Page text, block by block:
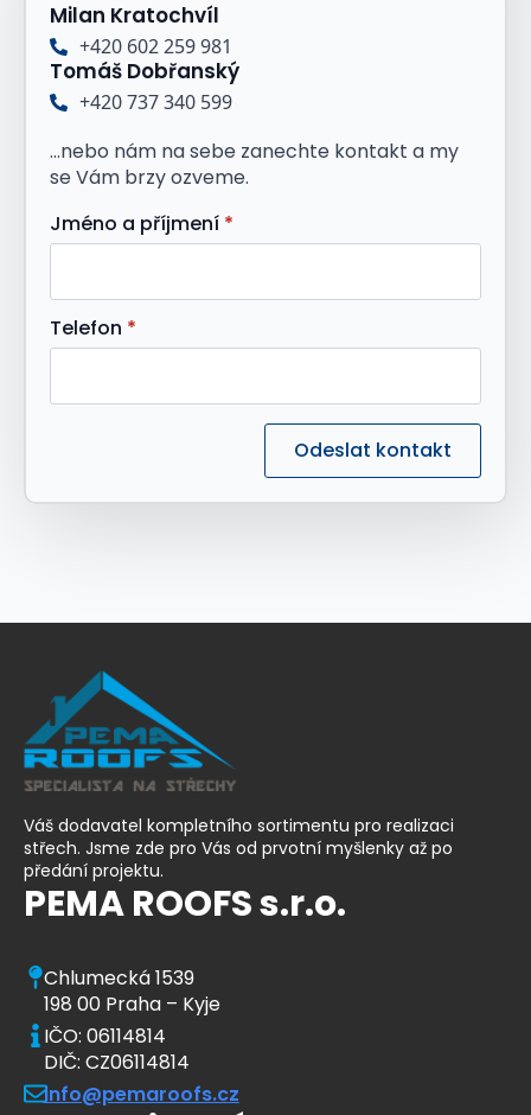
Milan Kratochvíl
+420 602 259 981
Tomáš Dobřanský
+420 737 340 599
...nebo nám na sebe zanechte kontakt a my
se Vám brzy ozveme.
Jméno a příjmení *
Telefon *
Odeslat kontakt
Váš dodavatel kompletního sortimentu pro realizaci
střech. Jsme zde pro Vás od prvotní myšlenky až po
předání projektu.
PEMA ROOFS s.r.o.
Chlumecká 1539
198 00 Praha – Kyje
IČO: 06114814
DIČ: CZ06114814
info@pemaroofs.cz